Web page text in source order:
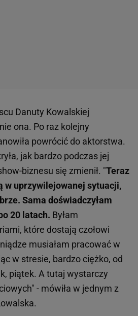
Danuty Kowalskiej
ona. Po raz kolejny
powrócić do aktorstwa.
jak bardzo podczas jej
biznesu się zmienił. "Teraz
w uprzywilejowanej sytuacji,
Sama doświadczyłam
20 latach. Byłam
które dostają czołowi
musiałam pracować w
w stresie, bardzo ciężko, od
piątek. A tutaj wystarczy
- mówiła w jednym z